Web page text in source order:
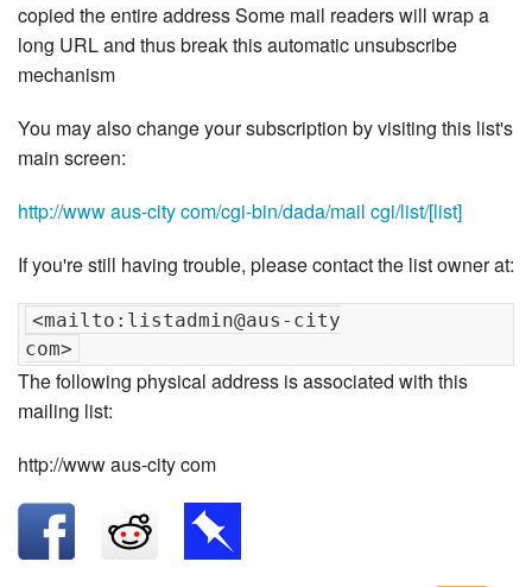
copied the entire address Some mail readers will wrap a
long URL and thus break this automatic unsubscribe
mechanism
You may also change your subscription by visiting this list's
main screen:
http://www aus-city com/cgi-bin/dada/mail cgi/list/[list]
If you're still having trouble, please contact the list owner at:
<mailto:listadmin@aus-city
The following physical address is associated with this
mailing list:
http://www aus-city com